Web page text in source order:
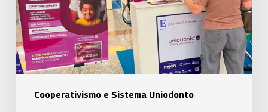
Cooperativismo e Sistema Uniodonto
Campos
participa
do
Emprega
Mais
Vale